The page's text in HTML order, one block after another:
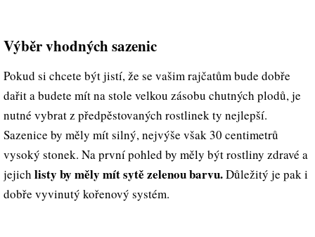
Výběr vhodných sazenic
Pokud si chcete být jistí, že se vašim rajčatům bude dobře
dařit a budete mít na stole velkou zásobu chutných plodů, je
nutné vybrat z předpěstovaných rostlinek ty nejlepší.
Sazenice by měly mít silný, nejvýše však 30 centimetrů
vysoký stonek. Na první pohled by měly být rostliny zdravé a
jejich listy by měly mít sytě zelenou barvu.Důležitý je pak i
dobře vyvinutý kořenový systém.